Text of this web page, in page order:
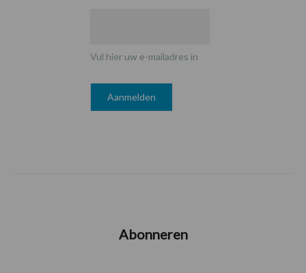
Vul hier uw e-mailadres in
Abonneren